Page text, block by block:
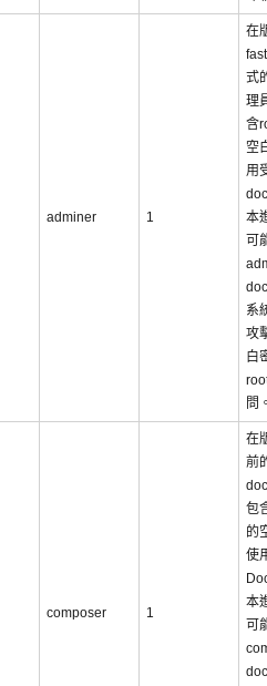
adminer 1
在
式
理
含
空
用
本
可
系
攻
白
問
composer 1
在
前
包
的
使
本
可